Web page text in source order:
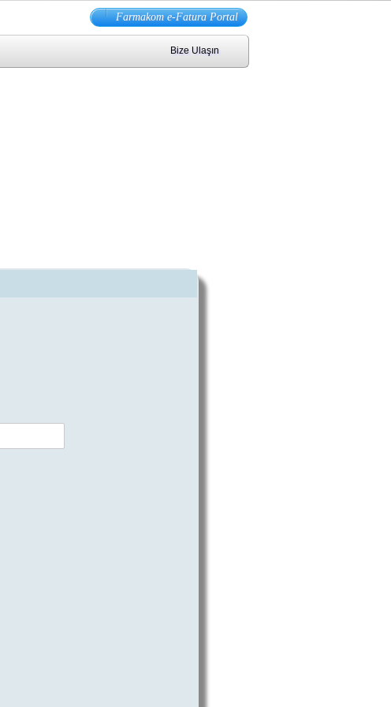
Farmakom e-Fatura Portal
Bize Ulaşın